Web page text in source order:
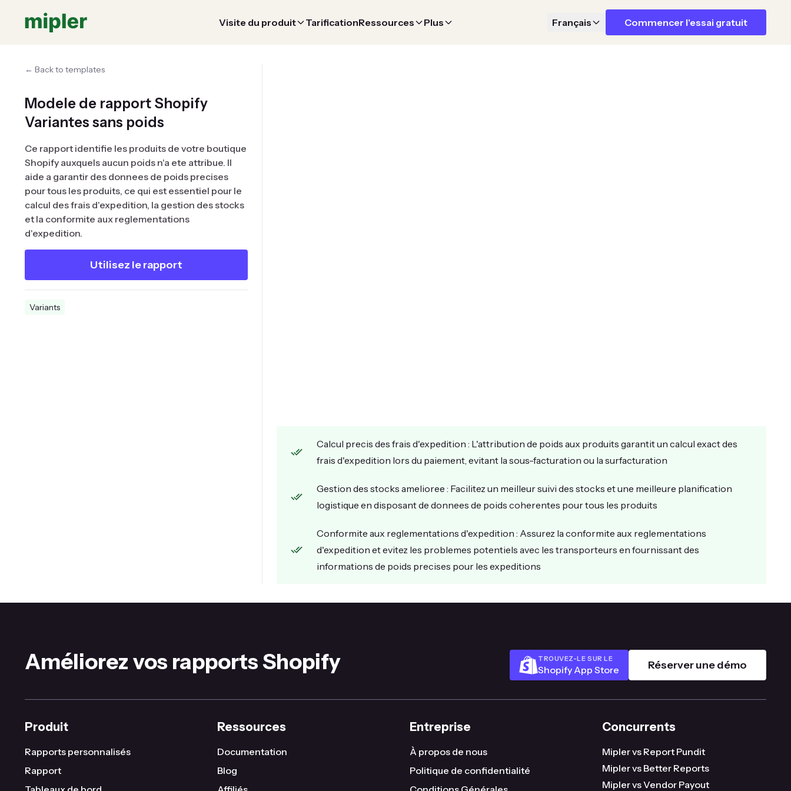
Visite du produit TarificationRessources Plus Français Commencer l'essai gratuit
← Back to templates
Modele de rapport Shopify
Variantes sans poids
Ce rapport identifie les produits de votre boutique
Shopify auxquels aucun poids n'a ete attribue. Il
aide a garantir des donnees de poids precises
pour tous les produits, ce qui est essentiel pour le
calcul des frais d'expedition, la gestion des stocks
et la conformite aux reglementations
d'expedition.
Utilisez le rapport
Variants
Calcul precis des frais d'expedition : L'attribution de poids aux produits garantit un calcul exact des
frais d'expedition lors du paiement, evitant la sous-facturation ou la surfacturation
Gestion des stocks amelioree : Facilitez un meilleur suivi des stocks et une meilleure planification
logistique en disposant de donnees de poids coherentes pour tous les produits
Conformite aux reglementations d'expedition : Assurez la conformite aux reglementations
d'expedition et evitez les problemes potentiels avec les transporteurs en fournissant des
informations de poids precises pour les expeditions
Améliorez vos rapports Shopify TROUVEZ-LE SUR LE
Shopify App Store Réserver une démo
Produit
Rapports personnalisés
Rapport
Ressources
Documentation
Blog
Entreprise
À propos de nous
Politique de confidentialité
Concurrents
Mipler vs Report Pundit
Mipler vs Better Reports
Mipler vs Vendor Payout